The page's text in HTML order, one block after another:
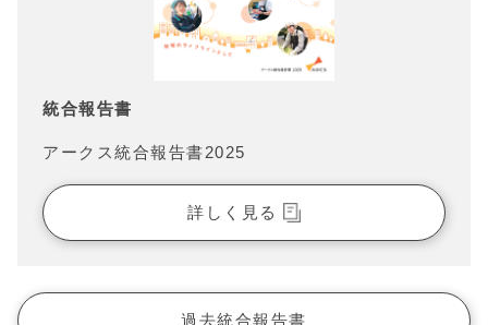
統合報告書
アークス統合報告書2025
詳しく見る
過去統合報告書